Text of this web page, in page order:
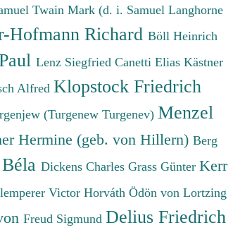
Twain Mark (d. i. Samuel Langhorne
Hofmann Richard Böll Heinrich
Lenz Siegfried Canetti Elias Kästner
Alfred Klopstock Friedrich
(Turgenew Turgenev) Menzel
Hermine (geb. von Hillern) Berg
Dickens Charles Grass Günter Kerr
Victor Horváth Ödön von Lortzing
Freud Sigmund Delius Friedrich